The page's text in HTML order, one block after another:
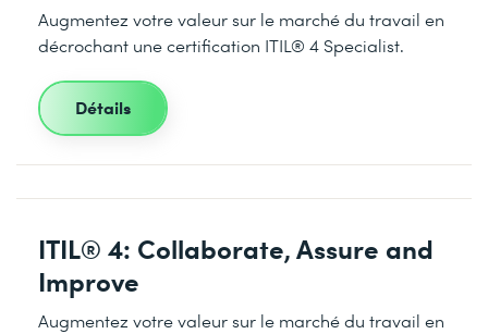
Augmentez votre valeur sur le marché du travail en
décrochant une certification ITIL® 4 Specialist.
Détails
ITIL® 4: Collaborate, Assure and
Improve
Augmentez votre valeur sur le marché du travail en